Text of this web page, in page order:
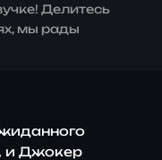
Делитесь
мы рады
и Джокер